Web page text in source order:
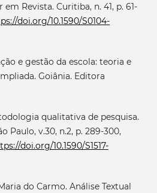
Revista. Curitiba, n. 41, p. 61-
doi.org/10.1590/S0104-
e gestão da escola: teoria e
Goiânia. Editora
qualitativa de pesquisa.
Paulo, v.30, n.2, p. 289-300,
doi.org/10.1590/S1517-
do Carmo. Análise Textual